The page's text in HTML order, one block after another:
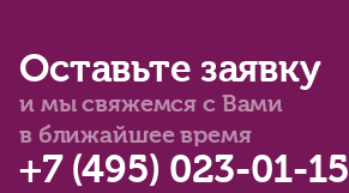
Оставьте заявку
и мы свяжемся с Вами
в ближайшее время
+7 (495) 023-01-15